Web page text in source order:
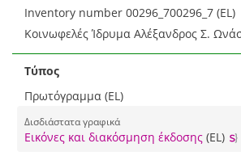
Inventory number 00296_700296_7 (EL)
Κοινωφελές Ίδρυμα Αλέξανδρος Σ.
Τύπος
Πρωτόγραμμα (EL)
Δισδιάστατα γραφικά
Εικόνες και διακόσμηση έκδοσης (EL)